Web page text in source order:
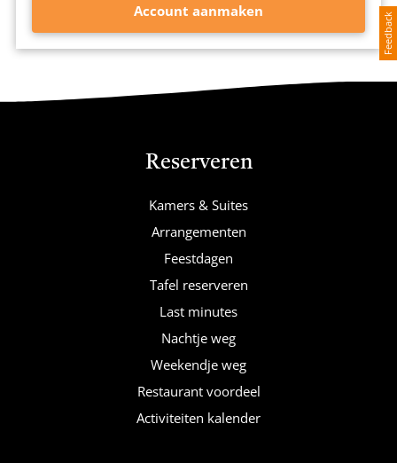
Account aanmaken
Reserveren
Kamers & Suites
Arrangementen
Feestdagen
Tafel reserveren
Last minutes
Nachtje weg
Weekendje weg
Restaurant voordeel
Activiteiten kalender
Feedback